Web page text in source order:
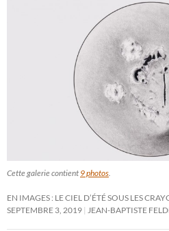
Cette galerie contient 9 photos
EN IMAGES : LE CIEL D’ÉTÉ SOUS LES
SEPTEMBRE 3, 2019
JEAN-BAPTISTE